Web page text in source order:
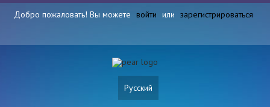
Добро пожаловать! Вы можете войти или зарегистрироваться
Русский